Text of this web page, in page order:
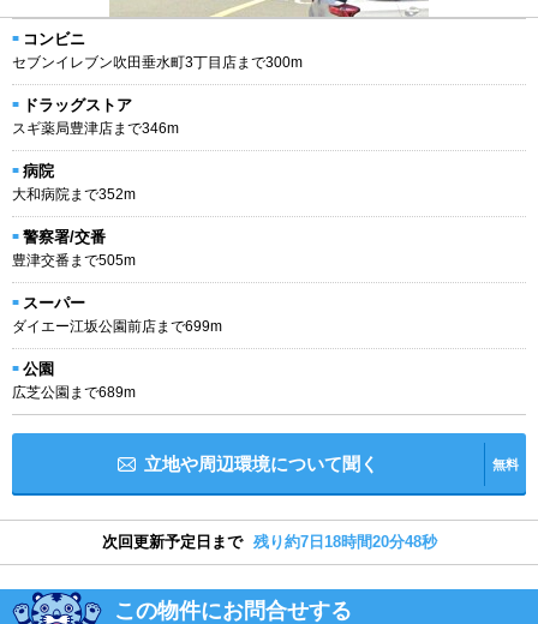
コンビニ
セブンイレブン吹田垂水町3丁目店まで300m
ドラッグストア
スギ薬局豊津店まで346m
病院
大和病院まで352m
警察署/交番
豊津交番まで505m
スーパー
ダイエー江坂公園前店まで699m
公園
広芝公園まで689m
立地や周辺環境について聞く 無料
次回更新予定日まで 残り約7日18時間20分47秒
この物件にお問合せする